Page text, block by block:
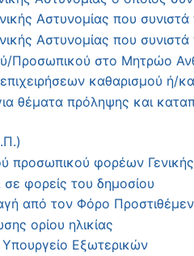
Αστυνομίας που
Αστυνομίας που
Προσωπικού στο Μητρώο
καθαρισμού ή/
θέματα πρόληψης και
προσωπικού φορέων
φορείς του δημοσίου
από τον Φόρο
ορίου ηλικίας
Εξωτερικών